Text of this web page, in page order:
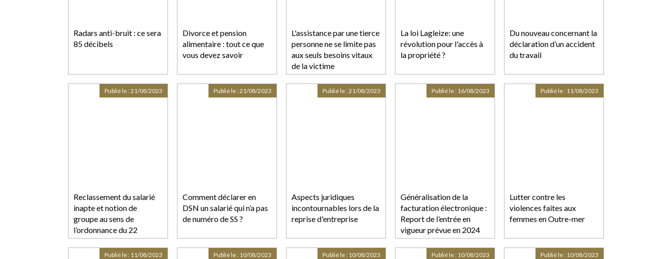
Radars anti-bruit : ce sera
85 décibels
Divorce et pension
alimentaire : tout ce que
vous devez savoir
L'assistance par une tierce
personne ne se limite pas
aux seuls besoins vitaux
de la victime
La loi Lagleize: une
révolution pour l'accès à
la propriété ?
Du nouveau concernant la
déclaration d’un accident
du travail
Reclassement du salarié
inapte et notion de
groupe au sens de
l’ordonnance du 22
septembre 2017
Publié le :21/08/2023
Comment déclarer en
DSN un salarié qui n’a pas
de numéro de SS ?
Publié le :21/08/2023
Aspects juridiques
incontournables lors de la
reprise d'entreprise
Publié le :21/08/2023
Généralisation de la
facturation électronique :
Report de l’entrée en
vigueur prévue en 2024
Publié le : 16/08/2023
Lutter contre les
violences faites aux
femmes en Outre-mer
Publié le : 11/08/2023
Publié le : 11/08/2023 Publié le : 10/08/2023 Publié le : 10/08/2023 Publié le : 10/08/2023 Publié le : 10/08/2023